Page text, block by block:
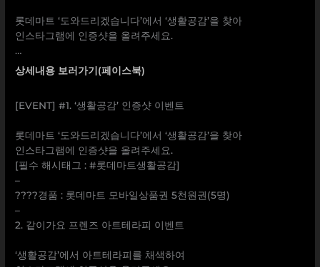
롯데마트 ‘도와드리겠습니다’에서 ‘생활공감’을 찾아
인스타그램에 인증샷을 올려주세요.
…
상세내용 보러가기(페이스북)
[EVENT] #1. ‘생활공감’ 인증샷 이벤트
롯데마트 ‘도와드리겠습니다’에서 ‘생활공감’을 찾아
인스타그램에 인증샷을 올려주세요.
[필수 해시태그 : #롯데마트생활공감]
–
????경품 : 롯데마트 모바일상품권 5천원권(5명)
–
2. 같이가요 프렌즈 아트테라피 이벤트
‘생활공감’에서 아트테라피를 채색하여